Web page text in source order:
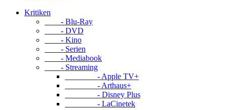
Kritiken
- Blu-Ray
- DVD
- Kino
- Serien
- Mediabook
- Streaming
- Apple TV+
- Arthaus+
- Disney Plus
- LaCinetek